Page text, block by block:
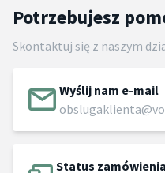
Potrzebujesz
Skontaktuj się z naszym
Wyślij nam e-mail
Status zamówienia